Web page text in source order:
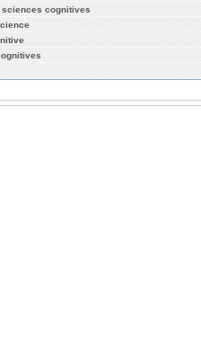
sciences cognitives